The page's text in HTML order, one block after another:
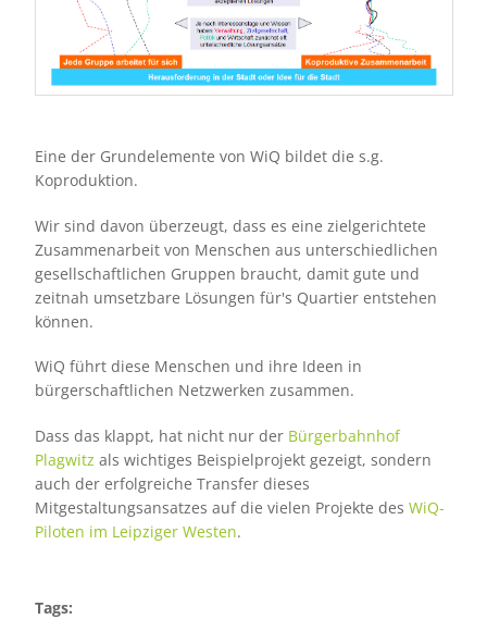
Eine der Grundelemente von WiQ bildet die s.g.
Koproduktion.
Wir sind davon überzeugt, dass es eine zielgerichtete
Zusammenarbeit von Menschen aus unterschiedlichen
gesellschaftlichen Gruppen braucht, damit gute und
zeitnah umsetzbare Lösungen für's Quartier entstehen
können.
WiQ führt diese Menschen und ihre Ideen in
bürgerschaftlichen Netzwerken zusammen.
Dass das klappt, hat nicht nur der Bürgerbahnhof
Plagwitz als wichtiges Beispielprojekt gezeigt, sondern
auch der erfolgreiche Transfer dieses
Mitgestaltungsansatzes auf die vielen Projekte des WiQ-
Piloten im Leipziger Westen.
Tags: